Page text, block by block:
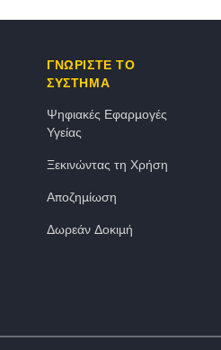
ΓΝΩΡΙΣΤΕ ΤΟ
ΣΥΣΤΗΜΑ
Ψηφιακές Εφαρμογές
Υγείας
Ξεκινώντας τη Χρήση
Αποζημίωση
Δωρεάν Δοκιμή